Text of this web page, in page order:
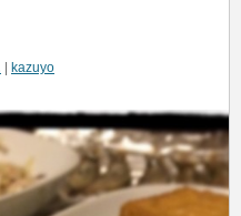
kazuyo